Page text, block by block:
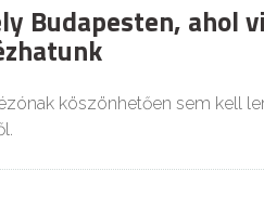
Budapesten, ahol
köszönhetően sem kell